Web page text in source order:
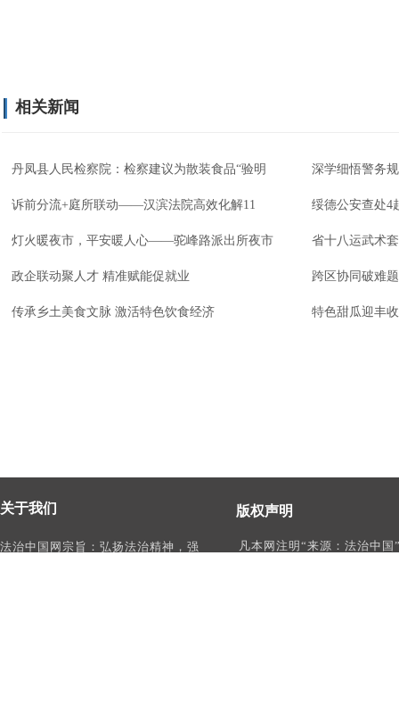
相关新闻
丹凤县人民检察院：检察建议为散装食品“验明 深学细悟警务
诉前分流+庭所联动——汉滨法院高效化解11 绥德公安查处4
灯火暖夜市，平安暖人心——驼峰路派出所夜市 省十八运武术
政企联动聚人才 精准赋能促就业 跨区协同破难
传承乡土美食文脉 激活特色饮食经济 特色甜瓜迎丰
版权声明
凡本网注明“来源：法治中国
关于我们
法治中国网宗旨：弘扬法治精神，强